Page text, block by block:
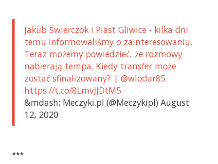
Jakub Świerczok i Piast Gliwice - kilka dni
temu informowaliśmy o zainteresowaniu.
Teraz możemy powiedzieć, że rozmowy
nabierają tempa. Kiedy transfer może
zostać sfinalizowany? | @wlodar85
https://t.co/8LmvJJDtM5
&mdash; Meczyki.pl (@Meczykipl) August
12, 2020
***